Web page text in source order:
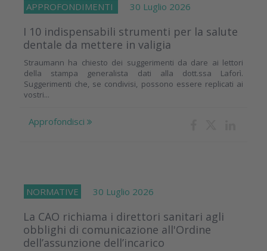
APPROFONDIMENTI 30 Luglio 2026
I 10 indispensabili strumenti per la salute
dentale da mettere in valigia
Straumann ha chiesto dei suggerimenti da dare ai lettori
della stampa generalista dati alla dott.ssa Laforì.
Suggerimenti che, se condivisi, possono essere replicati ai
vostri...
Approfondisci
NORMATIVE 30 Luglio 2026
La CAO richiama i direttori sanitari agli
obblighi di comunicazione all'Ordine
dell’assunzione dell’incarico